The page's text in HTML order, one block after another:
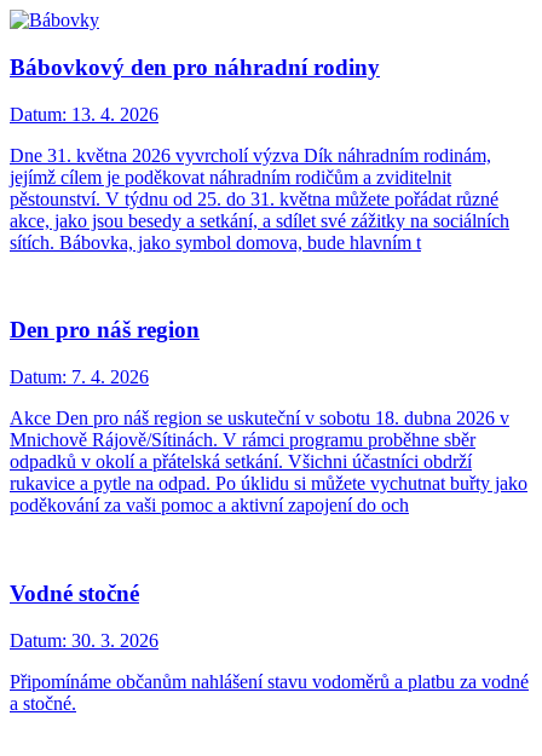
Bábovkový den pro náhradní rodiny
Datum: 13. 4. 2026
Dne 31. května 2026 vyvrcholí výzva Dík náhradním rodinám,
jejímž cílem je poděkovat náhradním rodičům a zviditelnit
pěstounství. V týdnu od 25. do 31. května můžete pořádat různé
akce, jako jsou besedy a setkání, a sdílet své zážitky na sociálních
sítích. Bábovka, jako symbol domova, bude hlavním t
Den pro náš region
Datum: 7. 4. 2026
Akce Den pro náš region se uskuteční v sobotu 18. dubna 2026 v
Mnichově Rájově/Sítinách. V rámci programu proběhne sběr
odpadků v okolí a přátelská setkání. Všichni účastníci obdrží
rukavice a pytle na odpad. Po úklidu si můžete vychutnat buřty jako
poděkování za vaši pomoc a aktivní zapojení do och
Vodné stočné
Datum: 30. 3. 2026
Připomínáme občanům nahlášení stavu vodoměrů a platbu za vodné
a stočné.